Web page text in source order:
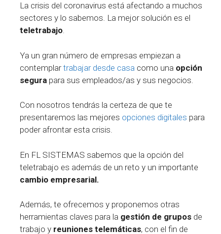
La crisis del coronavirus está afectando a muchos
sectores y lo sabemos. La mejor solución es el
teletrabajo.
Ya un gran número de empresas empiezan a
contemplartrabajar desde casa como una opción
segura para sus empleados/as y sus negocios.
Con nosotros tendrás la certeza de que te
presentaremos las mejores opciones digitales para
poder afrontar esta crisis.
En FL SISTEMAS sabemos que la opción del
teletrabajo es además de un reto y un importante
cambio empresarial.
Además, te ofrecemos y proponemos otras
herramientas claves para la gestión de grupos de
trabajo y reuniones telemáticas, con el fin de